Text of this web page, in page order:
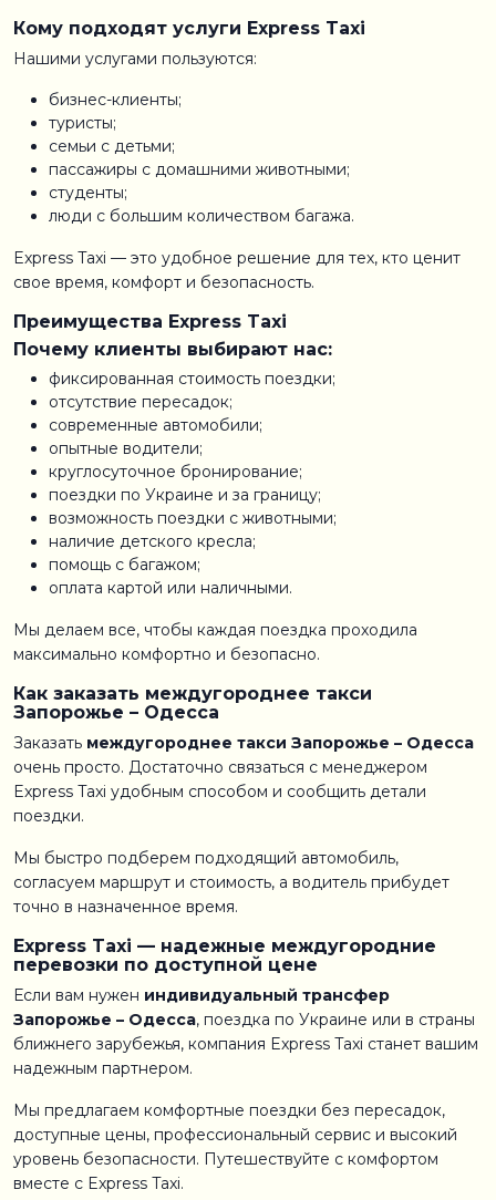
Кому подходят услуги Express Taxi
Нашими услугами пользуются:
бизнес-клиенты;
туристы;
семьи с детьми;
пассажиры с домашними животными;
студенты;
люди с большим количеством багажа.
Express Taxi — это удобное решение для тех, кто ценит
свое время, комфорт и безопасность.
Преимущества Express Taxi
Почему клиенты выбирают нас:
фиксированная стоимость поездки;
отсутствие пересадок;
современные автомобили;
опытные водители;
круглосуточное бронирование;
поездки по Украине и за границу;
возможность поездки с животными;
наличие детского кресла;
помощь с багажом;
оплата картой или наличными.
Мы делаем все, чтобы каждая поездка проходила
максимально комфортно и безопасно.
Как заказать междугороднее такси
Запорожье – Одесса
Заказать междугороднее такси Запорожье – Одесса
очень просто. Достаточно связаться с менеджером
Express Taxi удобным способом и сообщить детали
поездки.
Мы быстро подберем подходящий автомобиль,
согласуем маршрут и стоимость, а водитель прибудет
точно в назначенное время.
Express Taxi — надежные междугородние
перевозки по доступной цене
Если вам нужен индивидуальный трансфер
Запорожье – Одесса, поездка по Украине или в страны
ближнего зарубежья, компания Express Taxi станет вашим
надежным партнером.
Мы предлагаем комфортные поездки без пересадок,
доступные цены, профессиональный сервис и высокий
уровень безопасности. Путешествуйте с комфортом
вместе с Express Taxi.